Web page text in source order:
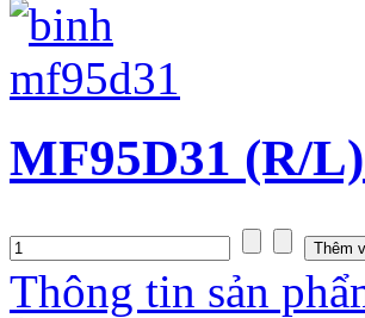
MF95D31 (R/
Thông tin sản